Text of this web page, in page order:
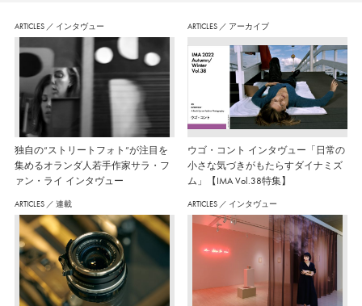
ARTICLES ／ インタヴュー
独自の“ストリートフォト”が注目を
集めるオランダ人若手作家サラ・フ
ァン・ライ インタヴュー
ARTICLES ／ アーカイブ
ウゴ・コント インタヴュー「日常の
小さな気づきがもたらすダイナミズ
ム」【IMA Vol.38特集】
ARTICLES ／ 連載 ARTICLES ／ インタヴュー